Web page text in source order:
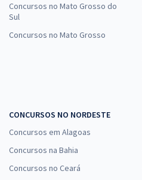
Concursos no Mato Grosso do
Sul
Concursos no Mato Grosso
CONCURSOS NO NORDESTE
Concursos em Alagoas
Concursos na Bahia
Concursos no Ceará